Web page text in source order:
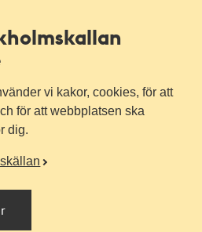
vi kakor, cookies, för att
för att webbplatsen ska
dig.